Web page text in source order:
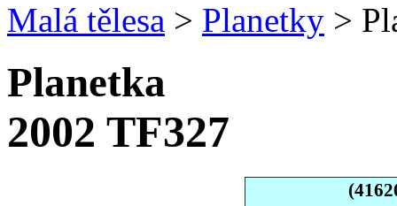
Malá tělesa > Planetky >
Planetka
2002 TF327